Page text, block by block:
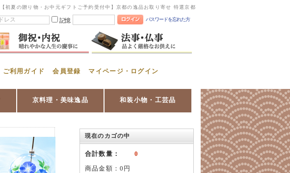
【初夏の贈り物・お中元ギフトご予約受付中】京都の逸品お取り寄せ 特選京都
記憶 パスワードを忘れた方
ご利用ガイド 会員登録
マイページ・ログイン
京料理・美味逸品 和装小物・工芸品
現在のカゴの中
合計数量： 0
商品金額：0円